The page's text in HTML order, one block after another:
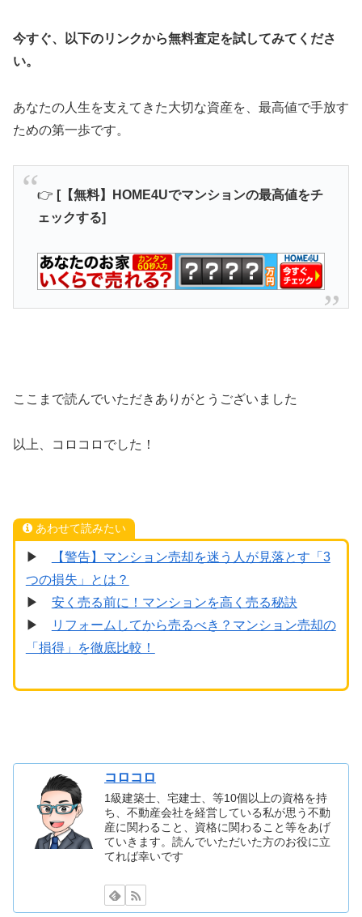
今すぐ、以下のリンクから無料査定を試してみてくださ
い。
あなたの人生を支えてきた大切な資産を、最高値で手放す
ための第一歩です。
👉 [【無料】HOME4Uでマンションの最高値をチ
ェックする]
ここまで読んでいただきありがとうございました
以上、コロコロでした！
あわせて読みたい
▶
【警告】マンション売却を迷う人が見落とす「3
つの損失」とは？
▶ 安く売る前に！マンションを高く売る秘訣
▶
リフォームしてから売るべき？マンション売却の
「損得」を徹底比較！
コロコロ
1級建築士、宅建士、等10個以上の資格を持
ち、不動産会社を経営している私が思う不動
産に関わること、資格に関わること等をあげ
ていきます。読んでいただいた方のお役に立
てれば幸いです